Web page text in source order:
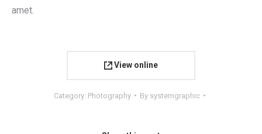
amet.
View online
Category: Photography By systemgraphic